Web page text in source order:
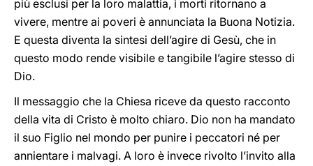
più esclusi per la loro malattia, i morti ritornano a
vivere, mentre ai poveri è annunciata la Buona Notizia.
E questa diventa la sintesi dell’agire di Gesù, che in
questo modo rende visibile e tangibile l’agire stesso di
Dio.
Il messaggio che la Chiesa riceve da questo racconto
della vita di Cristo è molto chiaro. Dio non ha mandato
il suo Figlio nel mondo per punire i peccatori né per
annientare i malvagi. A loro è invece rivolto l’invito alla